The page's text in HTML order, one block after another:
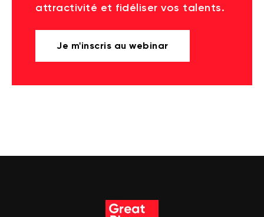
attractivité et fidéliser vos talents.
Je m'inscris au webinar